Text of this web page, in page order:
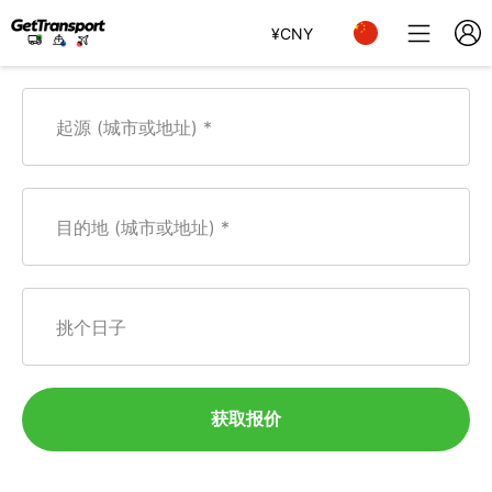
¥CNY
起源 (城市或地址)
目的地 (城市或地址)
挑个日子
获取报价